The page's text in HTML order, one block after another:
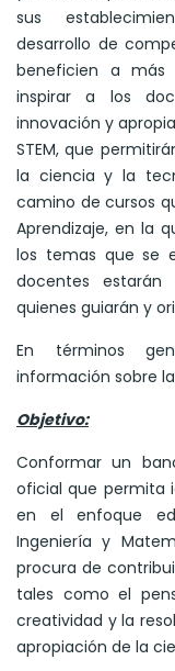
sus
desarrollo de
beneficien a más
inspirar a los
innovación y
STEM, que
la ciencia y la
camino de cursos
Aprendizaje, en la
los temas que se
docentes estarán
quienes guiarán y
En términos
información sobre
Objetivo:
Conformar un
oficial que permita
en el enfoque
Ingeniería y
procura de
tales como el
creatividad y la
apropiación de la